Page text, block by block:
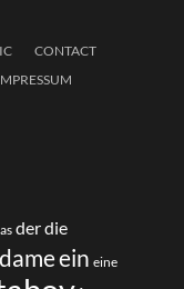
CONTACT
derdie
ein eine